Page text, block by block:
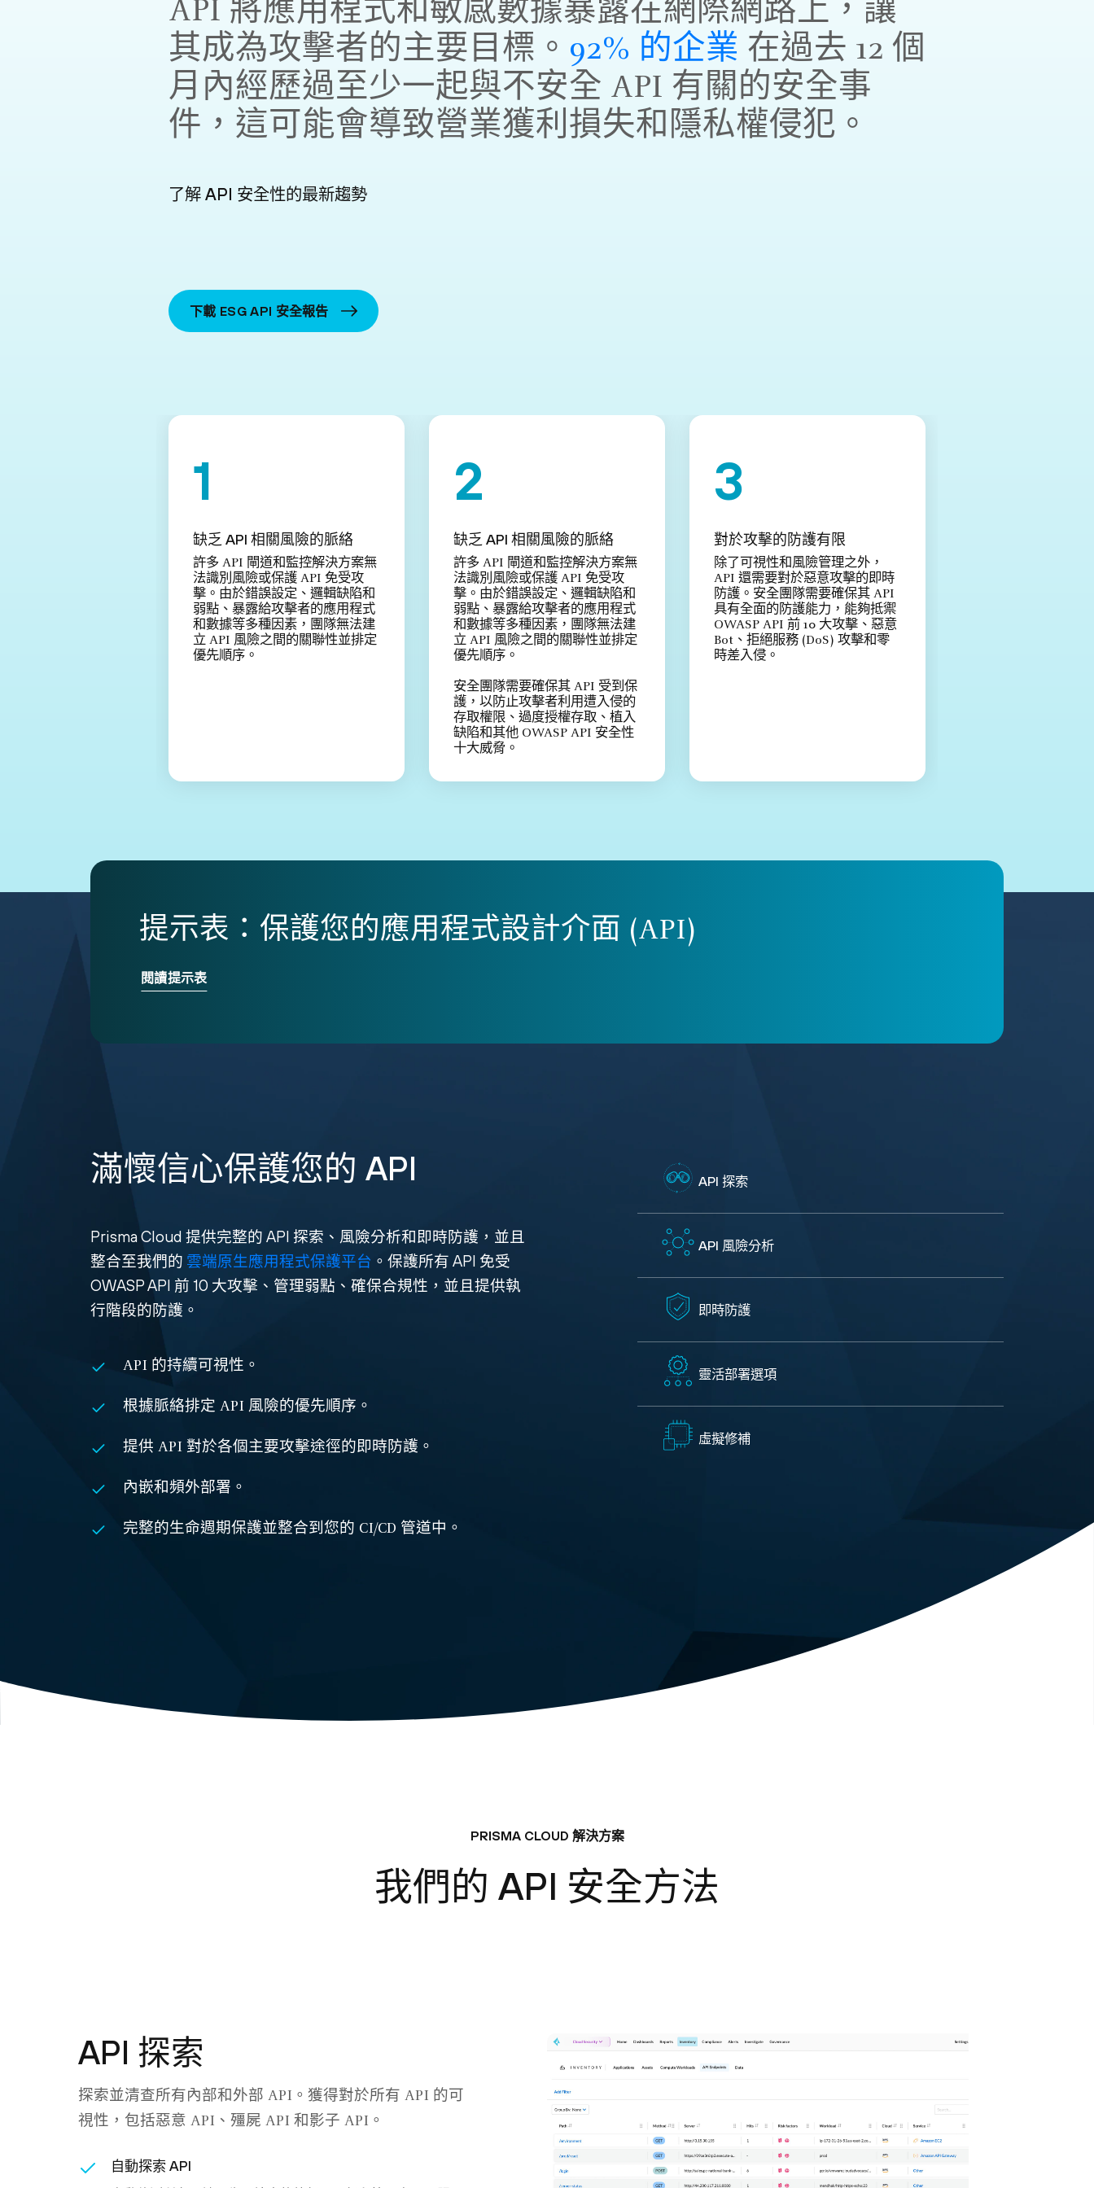
API 將應用程式和敏感數據暴露在網際網路上，讓
其成為攻擊者的主要目標。 92% 的企業 在過去 12 個
月內經歷過至少一起與不安全 API 有關的安全事
件，這可能會導致營業獲利損失和隱私權侵犯。
了解 API 安全性的最新趨勢
下載 ESG API 安全報告
缺乏 API 相關風險的脈絡
許多 API 閘道和監控解決方案無
法識別風險或保護 API 免受攻
擊。由於錯誤設定、邏輯缺陷和
弱點、暴露給攻擊者的應用程式
和數據等多種因素，團隊無法建
立 API 風險之間的關聯性並排定
優先順序。
缺乏 API 相關風險的脈絡
許多 API 閘道和監控解決方案無
法識別風險或保護 API 免受攻
擊。由於錯誤設定、邏輯缺陷和
弱點、暴露給攻擊者的應用程式
和數據等多種因素，團隊無法建
立 API 風險之間的關聯性並排定
優先順序。
安全團隊需要確保其 API 受到保
護，以防止攻擊者利用遭入侵的
存取權限、過度授權存取、植入
缺陷和其他 OWASP API 安全性
十大威脅。
對於攻擊的防護有限
除了可視性和風險管理之外，
API 還需要對於惡意攻擊的即時
防護。安全團隊需要確保其 API
具有全面的防護能力，能夠抵禦
OWASP API 前 10 大攻擊、惡意
Bot、拒絕服務 (DoS) 攻擊和零
時差入侵。
提示表：保護您的應用程式設計介面 (API)
閱讀提示表
滿懷信心保護您的 API
Prisma Cloud 提供完整的 API 探索、風險分析和即時防護，並且
整合至我們的 雲端原生應用程式保護平台 。保護所有 API 免受
OWASP API 前 10 大攻擊、管理弱點、確保合規性，並且提供執
行階段的防護。
API 的持續可視性。
根據脈絡排定 API 風險的優先順序。
提供 API 對於各個主要攻擊途徑的即時防護。
內嵌和頻外部署。
完整的生命週期保護並整合到您的 CI/CD 管道中。
API 探索
API 風險分析
即時防護
靈活部署選項
虛擬修補
PRISMA CLOUD 解決方案
我們的 API 安全方法
API 探索
探索並清查所有內部和外部 API。獲得對於所有 API 的可
視性，包括惡意 API、殭屍 API 和影子 API。
自動探索 API